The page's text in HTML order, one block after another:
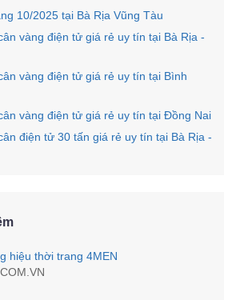
10/2025 tại Bà Rịa Vũng Tàu
vàng điện tử giá rẻ uy tín tại Bà Rịa -
vàng điện tử giá rẻ uy tín tại Bình
vàng điện tử giá rẻ uy tín tại Đồng Nai
điện tử 30 tấn giá rẻ uy tín tại Bà Rịa -
hiệu thời trang 4MEN